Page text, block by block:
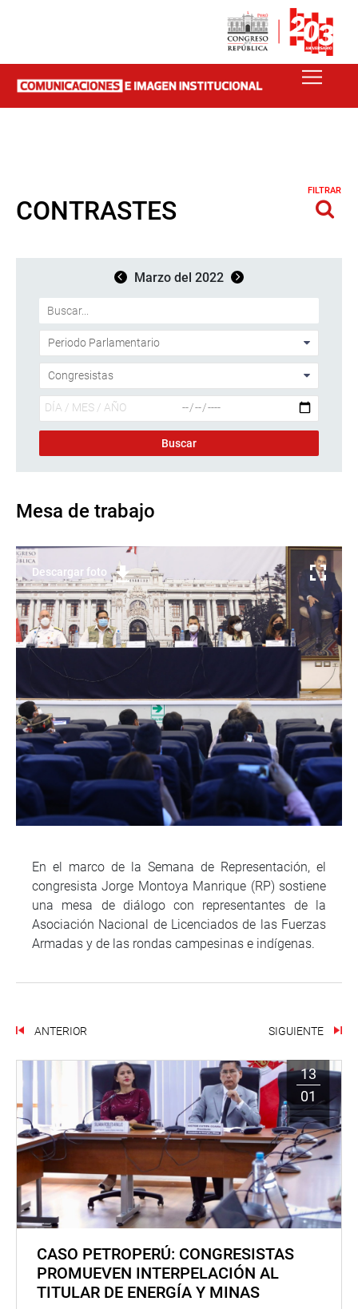
CONTRASTES
FILTRAR
Marzo del 2022
Mesa de trabajo
Descargar foto
En el marco de la Semana de Representación, el
congresista Jorge Montoya Manrique (RP) sostiene
una mesa de diálogo con representantes de la
Asociación Nacional de Licenciados de las Fuerzas
Armadas y de las rondas campesinas e indígenas.
ANTERIOR SIGUIENTE
13
01
CASO PETROPERÚ: CONGRESISTAS
PROMUEVEN INTERPELACIÓN AL
TITULAR DE ENERGÍA Y MINAS